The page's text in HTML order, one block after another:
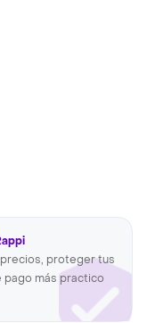
proteger tus
pago más practico